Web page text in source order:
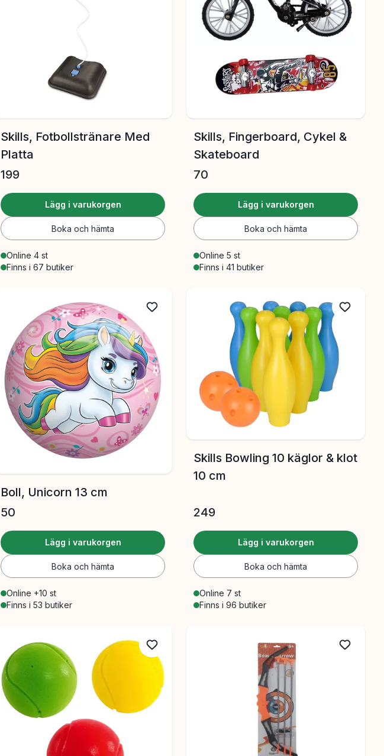
Skills, Fotbollstränare Med
Platta
199
Lägg i varukorgen
Boka och hämta
Online 4 st
Finns i 67 butiker
Skills, Fingerboard, Cykel &
Skateboard
70
Lägg i varukorgen
Boka och hämta
Online 5 st
Finns i 41 butiker
Boll, Unicorn 13 cm
50
Lägg i varukorgen
Boka och hämta
Online +10 st
Finns i 53 butiker
Skills Bowling 10 käglor & klot
10 cm
249
Lägg i varukorgen
Boka och hämta
Online 7 st
Finns i 96 butiker